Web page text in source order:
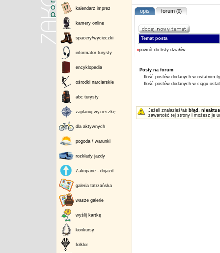
kalendarz imprez
kamery online
spacery/wycieczki
informator turysty
encyklopedia
ośrodki narciarskie
abc turysty
zaplanuj wycieczkę
dla aktywnych
pogoda / warunki
rozkłady jazdy
Zakopane - dojazd
galeria tatrzańska
wasze galerie
wyślij kartkę
konkursy
folklor
opis forum (0)
Temat posta
«powrót do listy działów
Posty na forum
Ilość postów dodanych w ostatnim
Ilość postów dodanych w ciągu
Jeżeli znalazłeś/aś błąd ,
zawartość tej strony i możesz je